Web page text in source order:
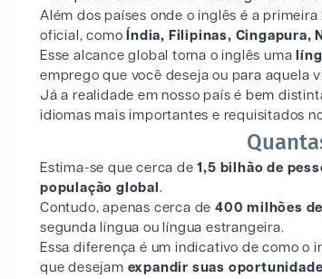
Além dos países onde o inglês é a
oficial, como Índia, Filipinas, Cingapura,
Esse alcance global torna o inglês uma
emprego que você deseja ou para aquela
Já a realidade em nosso país é bem
idiomas mais importantes e requisitados
Estima-se que cerca de1,5 bilhão de
população global .
Contudo, apenas cerca de 400 milhões
segunda língua ou língua estrangeira.
Essa diferença é um indicativo de como o
que desejam expandir suas